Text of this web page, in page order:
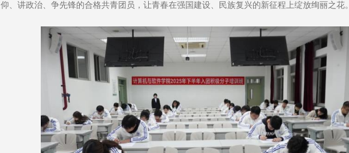
仰、讲政治、争先锋的合格共青团员，让青春在强国建设、民族复兴的新征程上绽放绚丽之花。